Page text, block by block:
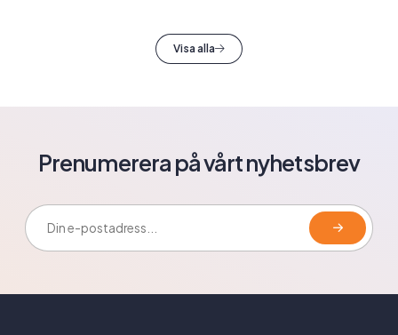
Visa alla
Prenumerera på vårt nyhetsbrev